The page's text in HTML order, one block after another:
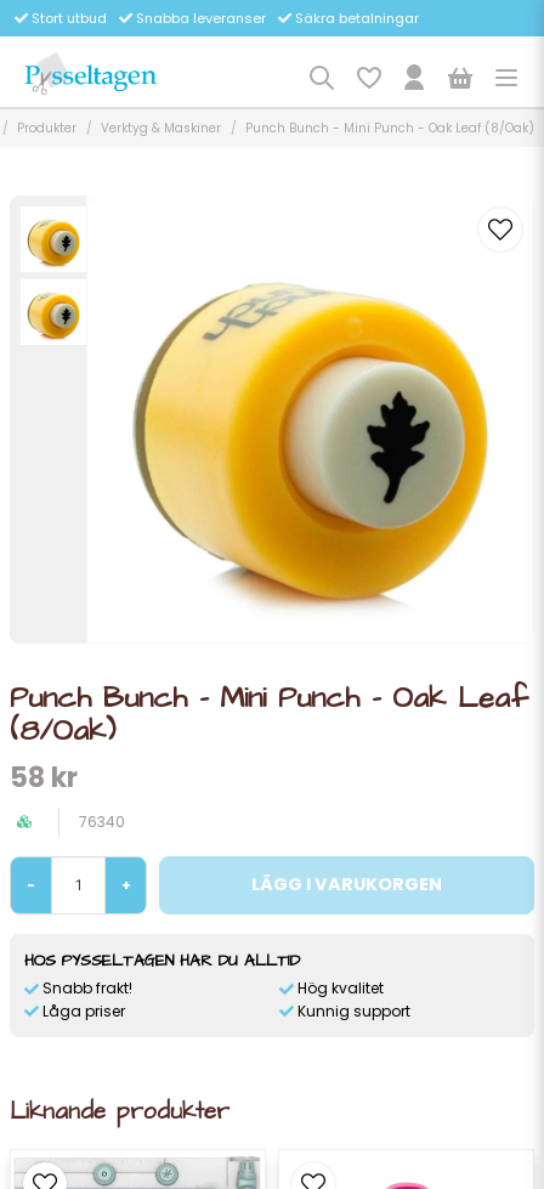
Stort utbud Snabba leveranser Säkra betalningar
Produkter Verktyg & Maskiner Punch Bunch - Mini Punch - Oak Leaf (8/Oak)
Punch Bunch - Mini Punch - Oak Leaf
(8/Oak)
58 kr
76340
- + LÄGG I VARUKORGEN
HOS PYSSELTAGEN HAR DU ALLTID
Snabb frakt!
Låga priser
Hög kvalitet
Kunnig support
Liknande produkter